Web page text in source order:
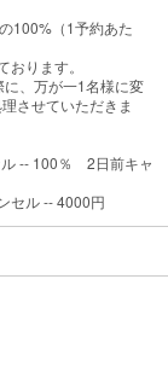
100%（1予約あた
ります。
、万が一1名様に変
させていただきま
-- 100％ 2日前キャ
セル -- 4000円